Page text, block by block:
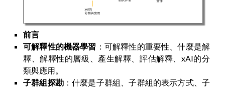
前言
可解釋性的機器學習 ：可解釋性的重要性、什麼是解
釋、解釋性的層級、產生解釋、評估解釋、xAI的分
類與應用。
子群組探勘：什麼是子群組、子群組的表示方式、子